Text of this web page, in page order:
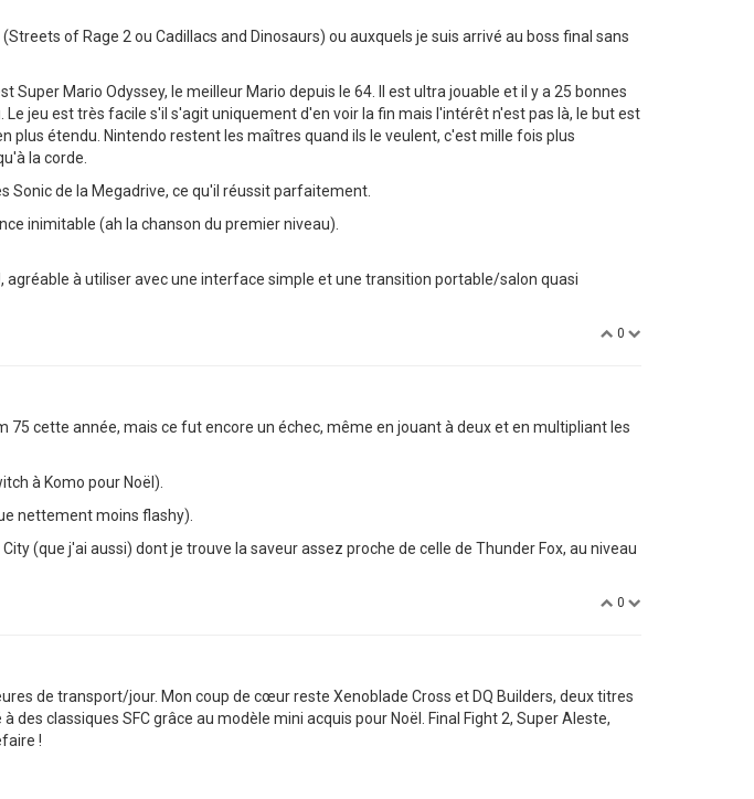
of Rage 2 ou Cadillacs and Dinosaurs) ou auxquels je suis arrivé au boss final sans
Super Mario Odyssey, le meilleur Mario depuis le 64. Il est ultra jouable et il y a 25 bonnes
jeu est très facile s'il s'agit uniquement d'en voir la fin mais l'intérêt n'est pas là, le but est
plus étendu. Nintendo restent les maîtres quand ils le veulent, c'est mille fois plus
la corde.
Sonic de la Megadrive, ce qu'il réussit parfaitement.
inimitable (ah la chanson du premier niveau).
agréable à utiliser avec une interface simple et une transition portable/salon quasi
0
cette année, mais ce fut encore un échec, même en jouant à deux et en multipliant les
à Komo pour Noël).
nettement moins flashy).
(que j'ai aussi) dont je trouve la saveur assez proche de celle de Thunder Fox, au niveau
0
de transport/jour. Mon coup de cœur reste Xenoblade Cross et DQ Builders, deux titres
classiques SFC grâce au modèle mini acquis pour Noël. Final Fight 2, Super Aleste,
!